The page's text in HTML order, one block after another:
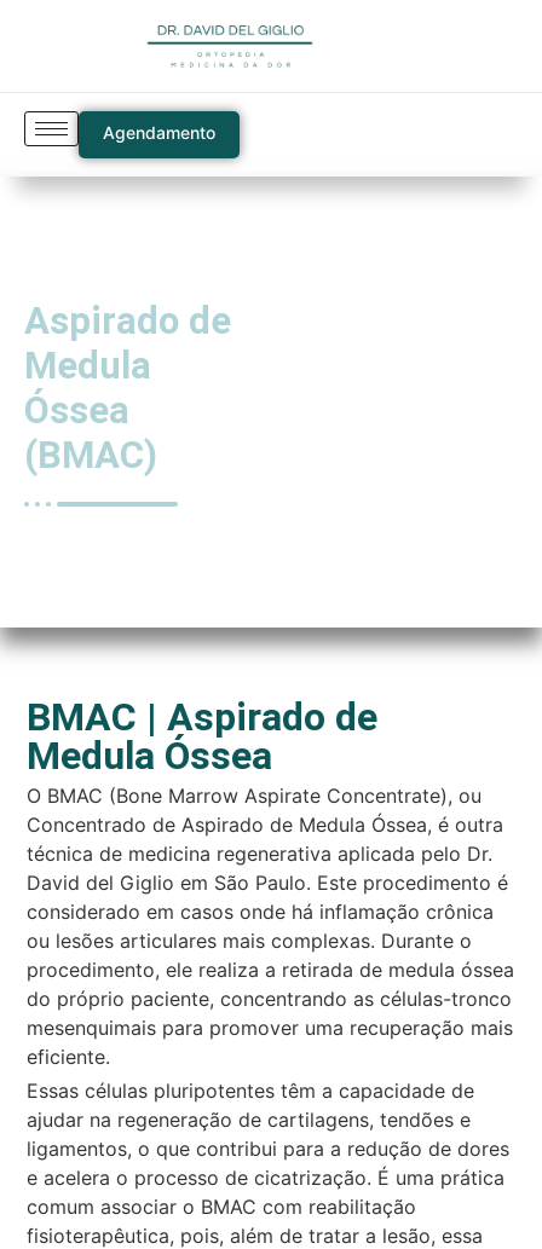
Agendamento
Aspirado de
Medula
Óssea
(BMAC)
BMAC | Aspirado de
Medula Óssea
O BMAC (Bone Marrow Aspirate Concentrate), ou
Concentrado de Aspirado de Medula Óssea, é outra
técnica de medicina regenerativa aplicada pelo Dr.
David del Giglio em São Paulo. Este procedimento é
considerado em casos onde há inflamação crônica
ou lesões articulares mais complexas. Durante o
procedimento, ele realiza a retirada de medula óssea
do próprio paciente, concentrando as células-tronco
mesenquimais para promover uma recuperação mais
eficiente.
Essas células pluripotentes têm a capacidade de
ajudar na regeneração de cartilagens, tendões e
ligamentos, o que contribui para a redução de dores
e acelera o processo de cicatrização. É uma prática
comum associar o BMAC com reabilitação
fisioterapêutica, pois, além de tratar a lesão, essa